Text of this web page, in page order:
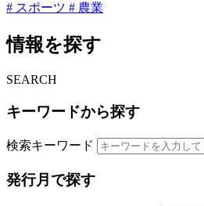
# スポーツ # 農業
情報を探す
SEARCH
キーワードから探す
検索キーワード
発行月で探す